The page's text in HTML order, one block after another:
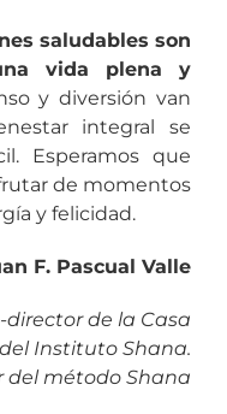
saludables son
vida plena y
y diversión van
integral se
Esperamos que
de momentos
y felicidad.
F. Pascual Valle
director de la Casa
Instituto Shana.
del método Shana